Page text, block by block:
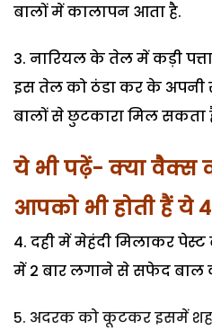
बालों में कालापन आता है.
3. नारियल के तेल में कड़ी
इस तेल को ठंडा कर के
बालों से छुटकारा मिल सकता
ये भी पढ़ें- क्या वैक्स
आपको भी होती हैं ये 4
4. दही में मेहंदी मिलाकर
में 2 बार लगाने से सफेद बाल
5. अदरक को कूटकर इसमें